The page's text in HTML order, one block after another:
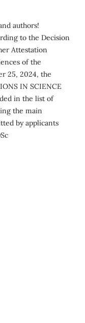
authors!
to the Decision
Attestation
of the
25, 2024, the
IN SCIENCE
in the list of
the main
by applicants